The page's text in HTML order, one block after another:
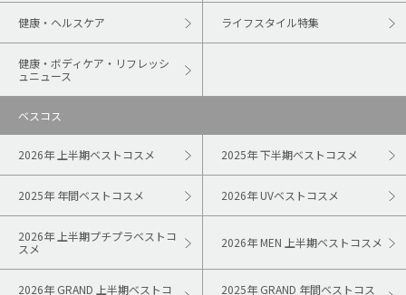
健康・ヘルスケア ライフスタイル特集
健康・ボディケア・リフレッシ
ュニュース
ベスコス
2026年 上半期ベストコスメ 2025年 下半期ベストコスメ
2025年 年間ベストコスメ 2026年 UVベストコスメ
2026年 上半期プチプラベストコ
スメ
2026年 MEN 上半期ベストコスメ
2026年 GRAND 上半期ベストコ
2025年 GRAND 年間ベストコス